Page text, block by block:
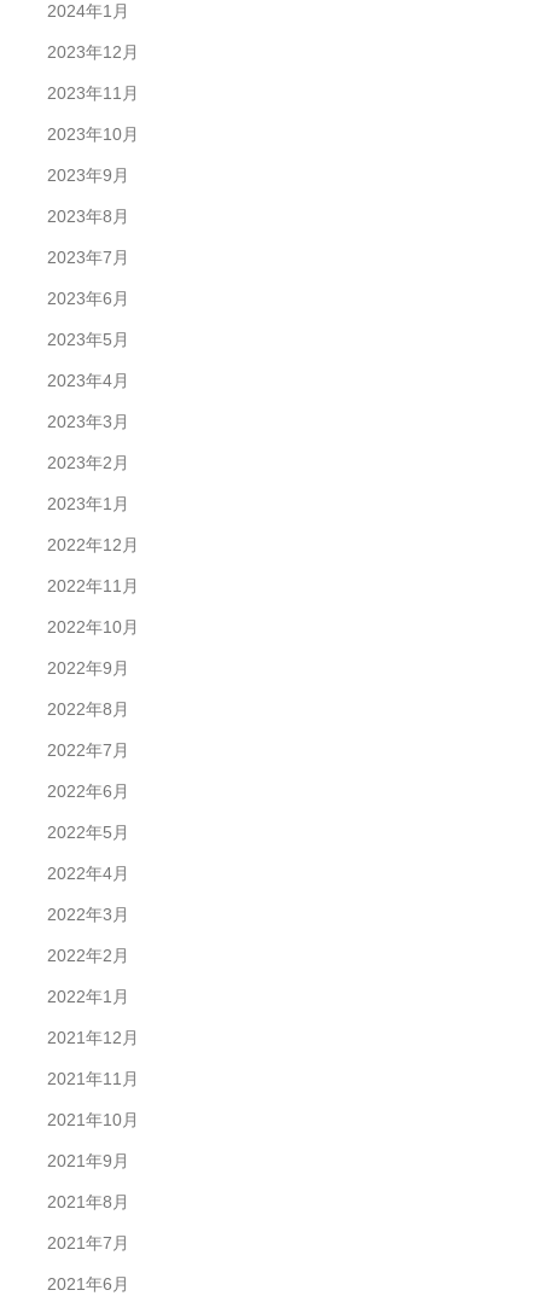
2024年1月
2023年12月
2023年11月
2023年10月
2023年9月
2023年8月
2023年7月
2023年6月
2023年5月
2023年4月
2023年3月
2023年2月
2023年1月
2022年12月
2022年11月
2022年10月
2022年9月
2022年8月
2022年7月
2022年6月
2022年5月
2022年4月
2022年3月
2022年2月
2022年1月
2021年12月
2021年11月
2021年10月
2021年9月
2021年8月
2021年7月
2021年6月